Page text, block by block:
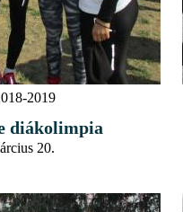
2019
diákolimpia
20.